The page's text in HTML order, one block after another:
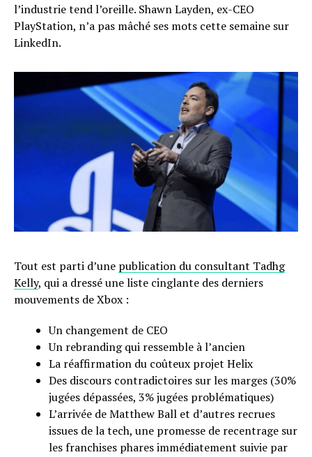
l’industrie tend l’oreille. Shawn Layden, ex-CEO
PlayStation, n’a pas mâché ses mots cette semaine sur
LinkedIn.
Tout est parti d’une publication du consultant Tadhg
Kelly, qui a dressé une liste cinglante des derniers
mouvements de Xbox :
Un changement de CEO
Un rebranding qui ressemble à l’ancien
La réaffirmation du coûteux projet Helix
Des discours contradictoires sur les marges (30%
jugées dépassées, 3% jugées problématiques)
L’arrivée de Matthew Ball et d’autres recrues
issues de la tech, une promesse de recentrage sur
les franchises phares immédiatement suivie par